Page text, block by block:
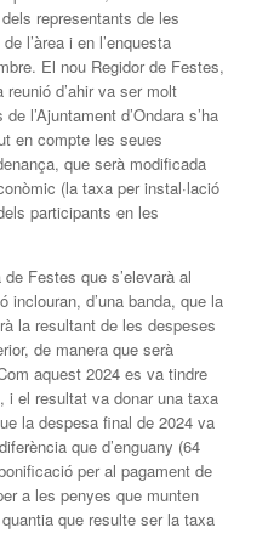
representants de les
l’àrea i en l’enquesta
El nou Regidor de Festes,
d’ahir va ser molt
l’Ajuntament d’Ondara s’ha
en compte les seues
que serà modificada
(la taxa per instal·lació
participants en les
Festes que s’elevarà al
inclouran, d’una banda, que la
la resultant de les despeses
de manera que serà
aquest 2024 es va tindre
i el resultat va donar una taxa
la despesa final de 2024 va
que d’enguany (64
per al pagament de
a les penyes que munten
que resulte ser la taxa